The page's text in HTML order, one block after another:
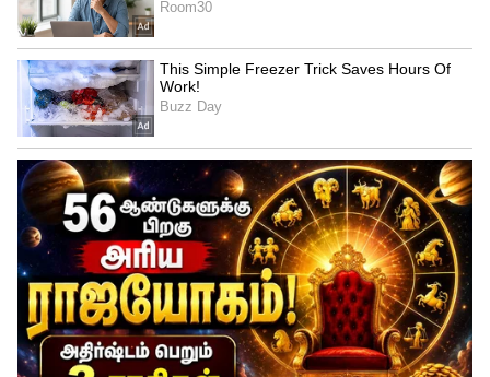
மற்றும் நார்வேயில் இருந்து எலைட் மீட்புக்
குழுக்கள், இதில் உதவுவதற்காக மீட்புக்
குழுவினருடன் இணைந்துள்ளனர்.
ஏசியாநெட் தமிழ் செய்திகளைஉடனுக்கு
உடன் Whatsapp Channel-லில்
பெறுவதற்கு கீழே கொடுக்கப்பட்டு
இருக்கும் லிங்குடன் இணைந்து
இருக்கவும்.